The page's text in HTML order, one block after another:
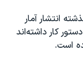
انتشار آمار
کار داشته‌اند
است.